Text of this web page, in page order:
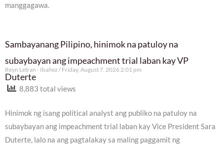
manggagawa.
Sambayanang Pilipino, hinimok na patuloy na
subaybayan ang impeachment trial laban kay VP
Duterte
Reyn Letran - Ibañez Friday, August 7, 2026 2:01 pm
8,883 total views
Hinimok ng isang political analyst ang publiko na patuloy na
subaybayan ang impeachment trial laban kay Vice President Sara
Duterte, lalo na ang pagtalakay sa maling paggamit ng